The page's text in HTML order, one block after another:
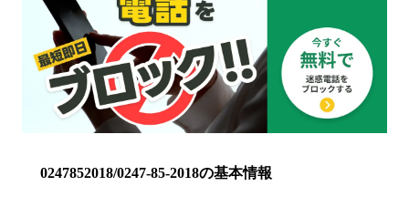
0247852018/0247-85-2018の基本情報